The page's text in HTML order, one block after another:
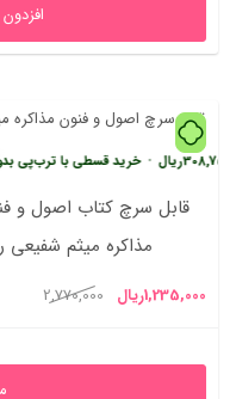
ریال • خرید قسطی با ترب‌پی بدون
مذاکره میثم شفیعی
2,770,000
قیمت
2,770,000ریال
1,235,000ریال
1,235,000ریال